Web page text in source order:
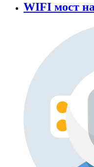
WIFI мост